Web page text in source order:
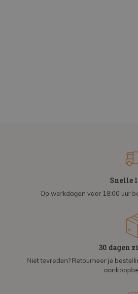
Snelle
Op werkdagen voor 18:00 uur
30 dagen
Niet tevreden? Retourneer je